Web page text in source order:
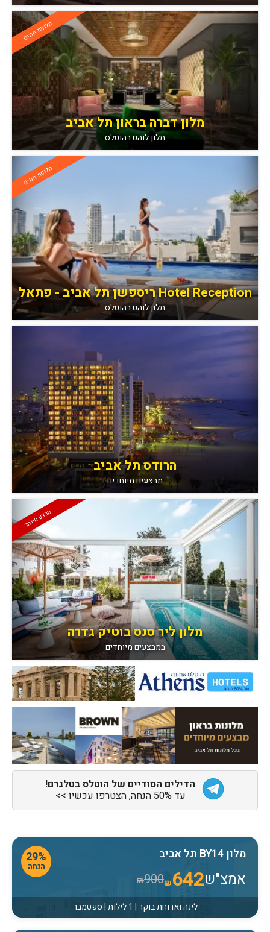
מלונות חמים
מלון דברה בראון תל אביב
מלון לוהט בהוטלס
מלונות חמים
Hotel Reception ריספשן תל אביב - פתאל
מלון לוהט בהוטלס
הרודס תל אביב
מבצעים מיוחדים
מבצע מיוחד
מלון ליר סנס בוטיק גדרה
במבצעים מיוחדים
הדילים הסודיים של הוטלס בטלגרם!
עד 50% הנחה, הצטרפו עכשיו >>
29%
הנחה
מלון BY14 תל אביב
אמצ"ש ₪642
₪900
לינה וארוחת בוקר | 1 לילות | ספטמבר